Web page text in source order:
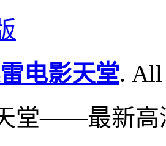
电影天堂. All
堂——最新高